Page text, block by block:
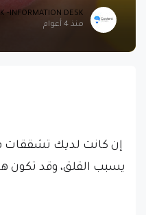
-INFORMATION DESK
منذ 4 أعوام
إن كانت لديك تشققات
يسبب القلق، وقد تكون